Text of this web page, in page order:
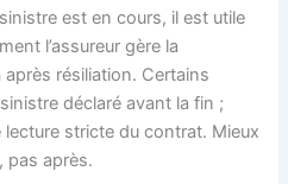
est en cours, il est utile
l’assureur gère la
après résiliation. Certains
déclaré avant la fin ;
lecture stricte du contrat. Mieux
pas après.